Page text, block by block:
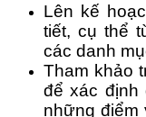
Lên kế
tiết, cụ thể
các danh
Tham khảo
để xác định
những điểm